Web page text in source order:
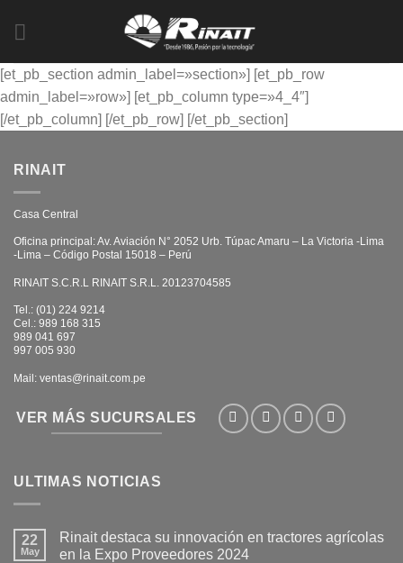
[et_pb_section admin_label=»section»] [et_pb_row
admin_label=»row»] [et_pb_column type=»4_4″]
[/et_pb_column] [/et_pb_row] [/et_pb_section]
RINAIT
Casa Central
Oficina principal: Av. Aviación N° 2052 Urb. Túpac Amaru – La Victoria -Lima
-Lima – Código Postal 15018 – Perú
RINAIT S.C.R.L RINAIT S.R.L. 20123704585
Tel.: (01) 224 9214
Cel.: 989 168 315
989 041 697
997 005 930
Mail: ventas@rinait.com.pe
VER MÁS SUCURSALES
ULTIMAS NOTICIAS
22
May
Rinait destaca su innovación en tractores agrícolas
en la Expo Proveedores 2024